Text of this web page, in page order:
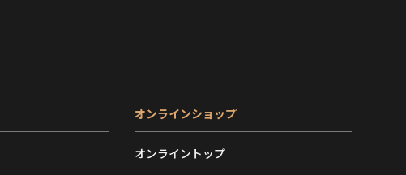
オンラインショップ
オンライントップ